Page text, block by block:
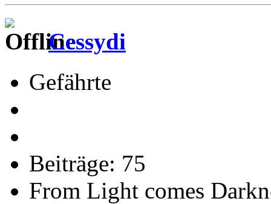
Cessydi
Gefährte
Beiträge: 75
From Light comes